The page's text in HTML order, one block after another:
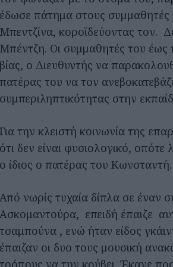
έδωσε πάτημα στους
Μπεντζίνα, κοροϊδεύοντας τον.
Μπέντζη. Οι συμμαθητές του έως
βίας, ο Διευθυντής να
πατέρας του να τον
συμπεριληπτικότητας στην
Για την κλειστή κοινωνία της
ότι δεν είναι φυσιολογικό, οπότε
ο ίδιος ο πατέρας του Κωνσταντή.
Από νωρίς τυχαία δίπλα σε έναν
Ασκομαντούρα, επειδή έπαιζε
τσαμπούνα , ενώ ήταν είδος
έπαιζαν οι δυο τους μουσική
τρόπους να την κρύβει. Έκανε